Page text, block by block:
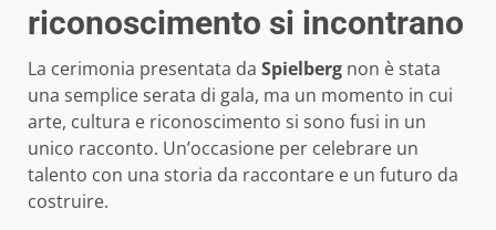
riconoscimento si incontrano
La cerimonia presentata da Spielberg non è stata
una semplice serata di gala, ma un momento in cui
arte, cultura e riconoscimento si sono fusi in un
unico racconto. Un’occasione per celebrare un
talento con una storia da raccontare e un futuro da
costruire.